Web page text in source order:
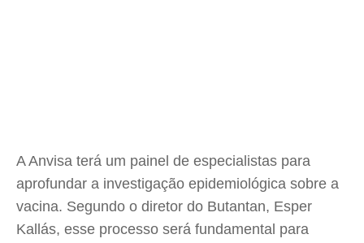
A Anvisa terá um painel de especialistas para
aprofundar a investigação epidemiológica sobre a
vacina. Segundo o diretor do Butantan, Esper
Kallás, esse processo será fundamental para